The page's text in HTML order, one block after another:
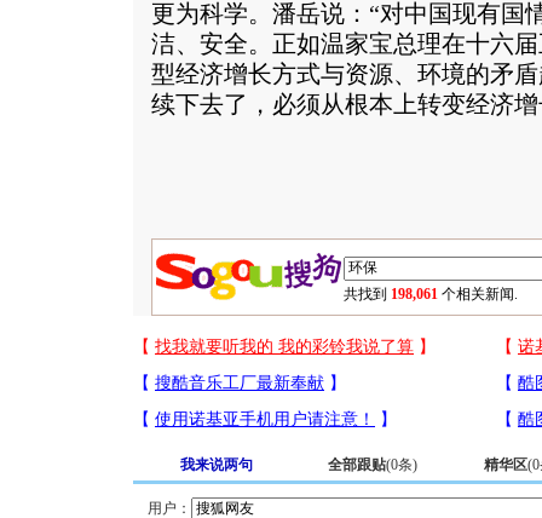
更为科学。潘岳说：“对中国现有国
洁、安全。正如温家宝总理在十六
型经济增长方式与资源、环境的矛
续下去了，必须从根本上转变经济
共找到 198,061 个相关新闻.
我来说两句 全部跟贴(0条) 精华区(0
用户：